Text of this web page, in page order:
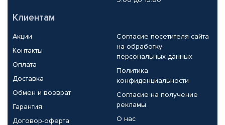
Клиентам
Акции
Контакты
Оплата
Доставка
Обмен и возврат
Гарантия
Договор-оферта
Согласие посетителя сайта
на обработку
персональных данных
Политика
конфиденциальности
Согласие на получение
рекламы
О нас